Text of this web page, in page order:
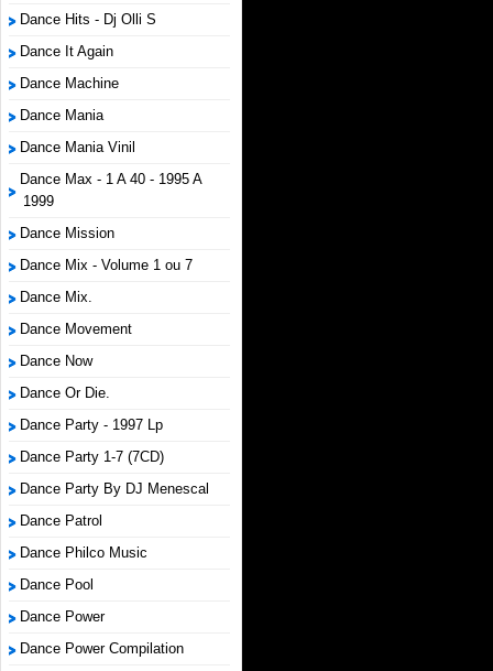
Dance Hits - Dj Olli S
Dance It Again
Dance Machine
Dance Mania
Dance Mania Vinil
Dance Max - 1 A 40 - 1995 A
1999
Dance Mission
Dance Mix - Volume 1 ou 7
Dance Mix.
Dance Movement
Dance Now
Dance Or Die.
Dance Party - 1997 Lp
Dance Party 1-7 (7CD)
Dance Party By DJ Menescal
Dance Patrol
Dance Philco Music
Dance Pool
Dance Power
Dance Power Compilation